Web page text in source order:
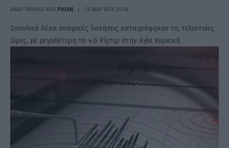
ΑΝΑΡΤΗΘΗΚΕ ΑΠΟ PIOAN 20 ΜΑΡΤΊΟΥ 2026
Συνολικά δέκα σεισμικές δονήσεις καταγράφηκαν τις τελευταίες
ώρες, με μεγαλύτερη τα 4,6 Ρίχτερ στην Αγία Κυριακή